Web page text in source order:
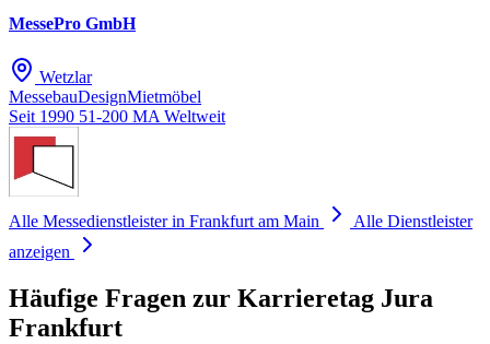
MessePro GmbH
Wetzlar
MessebauDesignMietmöbel
Seit 1990 51-200 MA Weltweit
Alle Messedienstleister in Frankfurt am Main
Alle Dienstleister
anzeigen
Häufige Fragen zur Karrieretag Jura
Frankfurt